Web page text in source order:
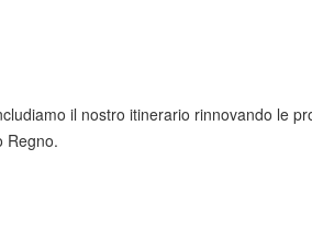
il nostro itinerario rinnovando le
Regno.